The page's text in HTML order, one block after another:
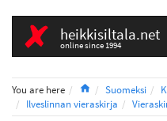
heikkisiltala.net
online since 1994
You are here HomeSuomeksi
Ilveslinnan vieraskirja